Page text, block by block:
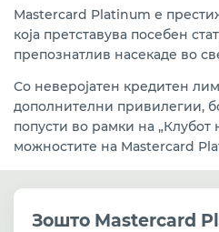
Mastercard Platinum е
која претставува посебен
препознатлив насекаде во
Со неверојатен кредитен
дополнителни привилегии,
попусти во рамки на
можностите на Mastercard
Зошто Mastercard